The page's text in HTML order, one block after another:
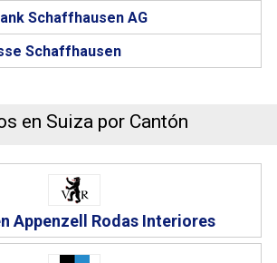
Schaffhausen AG
Schaffhausen
en Suiza por Cantón
Appenzell Rodas Interiores